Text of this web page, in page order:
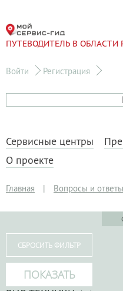
ПУТЕВОДИТЕЛЬ В ОБЛАСТИ
Войти Регистрация
Сервисные центры
О проекте
Главная | Вопросы и ответы